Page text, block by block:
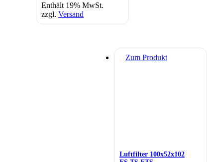
Enthält 19% MwSt.
zzgl. Versand
Zum Produkt
Luftfilter 100x52x102